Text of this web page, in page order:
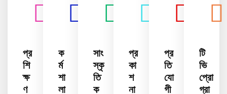
প্র
শি
ক্ষ
ণ
ক
র্ম
শা
লা
সাং
স্কৃ
তি
ক
প্র
কা
শ
না
প্র
তি
যো
গী
টি
ভি
প্রো
গ্রা